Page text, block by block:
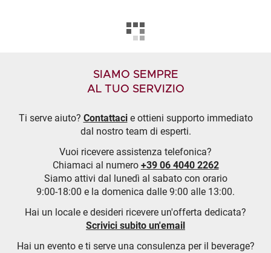
SIAMO SEMPRE
AL TUO SERVIZIO
Ti serve aiuto? Contattacie ottieni supporto immediato
dal nostro team di esperti.
Vuoi ricevere assistenza telefonica?
Chiamaci al numero +39 06 4040 2262
Siamo attivi dal lunedì al sabato con orario
9:00-18:00 e la domenica dalle 9:00 alle 13:00.
Hai un locale e desideri ricevere un'offerta dedicata?
Scrivici subito un'email
Hai un evento e ti serve una consulenza per il beverage?